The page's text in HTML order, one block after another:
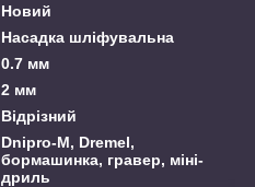
Новий
Насадка шліфувальна
0.7 мм
2 мм
Відрізний
Dnipro-M, Dremel,
бормашинка, гравер, міні-
дриль